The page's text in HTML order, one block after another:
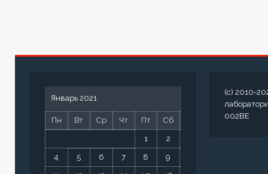
Январь 2021
Пн Вт Ср Чт Пт Сб
1 2
4 5 6 7 8 9
(c) 2010-
002BE